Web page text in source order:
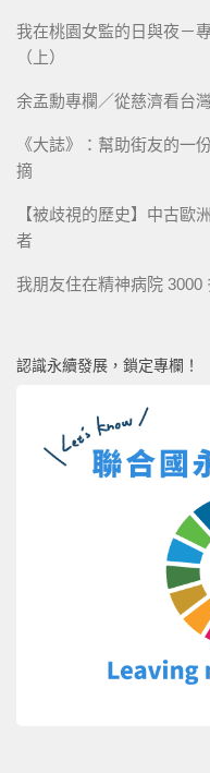
我在桃園女監的日與夜－
（上）
余孟勳專欄／從慈濟看台
《大誌》：幫助街友的一
摘
【被歧視的歷史】中古
者
我朋友住在精神病院
認識永續發展，鎖定專欄！